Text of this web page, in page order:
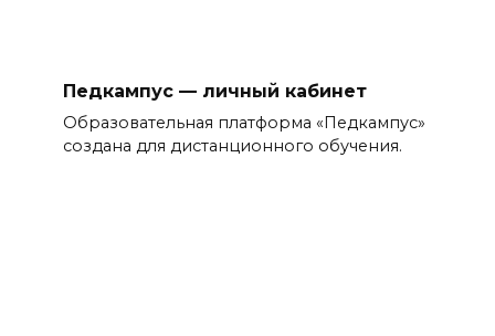
Педкампус — личный кабинет
Образовательная платформа «Педкампус»
создана для дистанционного обучения.